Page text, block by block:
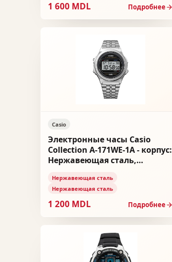
1 600 MDL Подробнее
Casio
Электронные часы Casio
Collection A-171WE-1A - корпус:
Нержавеющая сталь,
Нержавеющая сталь
Нержавеющая сталь
1 200 MDL Подробнее